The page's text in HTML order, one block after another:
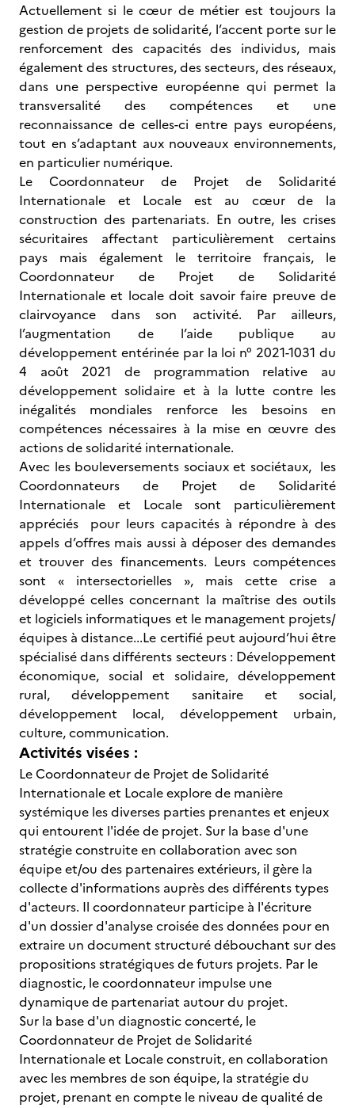
Actuellement si le cœur de métier est toujours la
gestion de projets de solidarité, l’accent porte sur le
renforcement des capacités des individus, mais
également des structures, des secteurs, des réseaux,
dans une perspective européenne qui permet la
transversalité des compétences et une
reconnaissance de celles-ci entre pays européens,
tout en s’adaptant aux nouveaux environnements,
en particulier numérique.
Le Coordonnateur de Projet de Solidarité
Internationale et Locale est au cœur de la
construction des partenariats. En outre, les crises
sécuritaires affectant particulièrement certains
pays mais également le territoire français, le
Coordonnateur de Projet de Solidarité
Internationale et locale doit savoir faire preuve de
clairvoyance dans son activité. Par ailleurs,
l’augmentation de l’aide publique au
développement entérinée par la loi n° 2021-1031 du
4 août 2021 de programmation relative au
développement solidaire et à la lutte contre les
inégalités mondiales renforce les besoins en
compétences nécessaires à la mise en œuvre des
actions de solidarité internationale.
Avec les bouleversements sociaux et sociétaux, les
Coordonnateurs de Projet de Solidarité
Internationale et Locale sont particulièrement
appréciés pour leurs capacités à répondre à des
appels d’offres mais aussi à déposer des demandes
et trouver des financements. Leurs compétences
sont « intersectorielles », mais cette crise a
développé celles concernant la maîtrise des outils
et logiciels informatiques et le management projets/
équipes à distance...Le certifié peut aujourd’hui être
spécialisé dans différents secteurs : Développement
économique, social et solidaire, développement
rural, développement sanitaire et social,
développement local, développement urbain,
culture, communication.
Activités visées :
Le Coordonnateur de Projet de Solidarité
Internationale et Locale explore de manière
systémique les diverses parties prenantes et enjeux
qui entourent l'idée de projet. Sur la base d'une
stratégie construite en collaboration avec son
équipe et/ou des partenaires extérieurs, il gère la
collecte d'informations auprès des différents types
d'acteurs. Il coordonnateur participe à l'écriture
d'un dossier d'analyse croisée des données pour en
extraire un document structuré débouchant sur des
propositions stratégiques de futurs projets. Par le
diagnostic, le coordonnateur impulse une
dynamique de partenariat autour du projet.
Sur la base d'un diagnostic concerté, le
Coordonnateur de Projet de Solidarité
Internationale et Locale construit, en collaboration
avec les membres de son équipe, la stratégie du
projet, prenant en compte le niveau de qualité de